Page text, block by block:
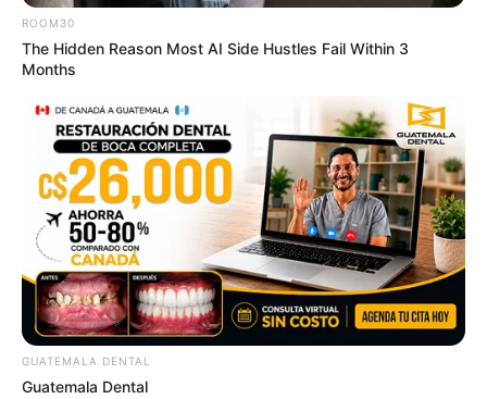
$30k In Debt Relief Scandal: What Financial
Institutions Quietly Conceal
JG WENTWORTH
ROOM30
The Hidden Reason Most AI Side Hustles Fail Within 3
Months
GUATEMALA DENTAL
Guatemala Dental